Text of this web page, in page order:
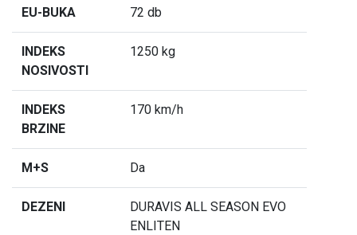
EU-BUKA 72 db
INDEKS
NOSIVOSTI
1250 kg
INDEKS
BRZINE
170 km/h
M+S Da
DEZENI
DURAVIS ALL SEASON EVO
ENLITEN